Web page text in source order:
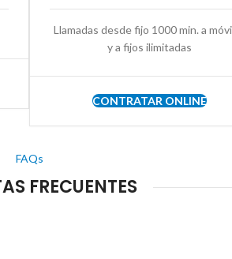
Llamadas desde fijo 1000 min. a
y a fijos ilimitadas
CONTRATAR ONLINE
FAQs
FRECUENTES